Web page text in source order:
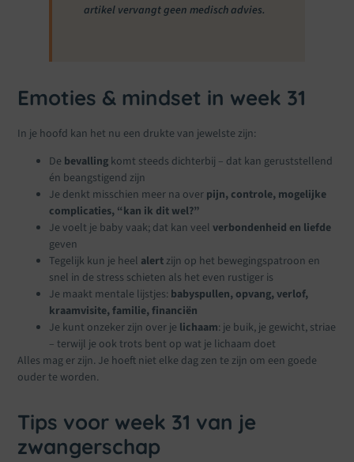
artikel vervangt geen medisch advies.
Emoties & mindset in week 31
In je hoofd kan het nu een drukte van jewelste zijn:
De bevalling komt steeds dichterbij – dat kan geruststellend
én beangstigend zijn
Je denkt misschien meer na over pijn, controle, mogelijke
complicaties, “kan ik dit wel?”
Je voelt je baby vaak; dat kan veelverbondenheid en liefde
geven
Tegelijk kun je heel alertzijn op het bewegingspatroon en
snel in de stress schieten als het even rustiger is
Je maakt mentale lijstjes: babyspullen, opvang, verlof,
kraamvisite, familie, financiën
Je kunt onzeker zijn over je lichaam: je buik, je gewicht, striae
– terwijl je ook trots bent op wat je lichaam doet
Alles mag er zijn. Je hoeft niet elke dag zen te zijn om een goede
ouder te worden.
Tips voor week 31 van je
zwangerschap